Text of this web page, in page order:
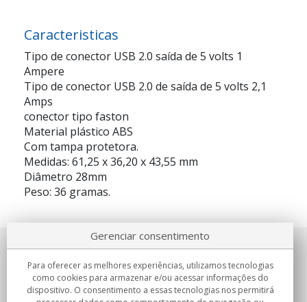
Caracteristicas
Tipo de conector USB 2.0 saída de 5 volts 1
Ampere
Tipo de conector USB 2.0 de saída de 5 volts 2,1
Amps
conector tipo faston
Material plástico ABS
Com tampa protetora.
Medidas: 61,25 x 36,20 x 43,55 mm
Diâmetro 28mm
Peso: 36 gramas.
Sobre nosotros
Compromissos
Gerenciar consentimento
Para oferecer as melhores experiências, utilizamos tecnologias
como cookies para armazenar e/ou acessar informações do
dispositivo. O consentimento a essas tecnologias nos permitirá